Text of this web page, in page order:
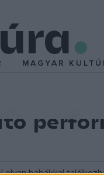
MAGYAR
babákkal